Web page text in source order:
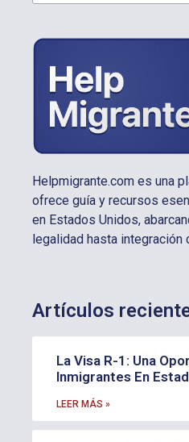
Helpmigrante.com es una
ofrece guía y recursos
en Estados Unidos,
legalidad hasta integración
Artículos
La Visa R-1: Una
Inmigrantes En
LEER MÁS »